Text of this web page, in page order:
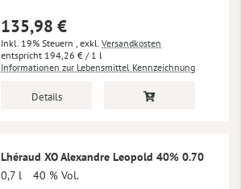
135,98 €
Inkl. 19% Steuern exkl. Versandkosten
194,26 € / 1 l
Informationen zur Lebensmittel Kennzeichnung
Details
Lhéraud XO Alexandre Leopold 40% 0.70
0,7 l
40 % Vol.